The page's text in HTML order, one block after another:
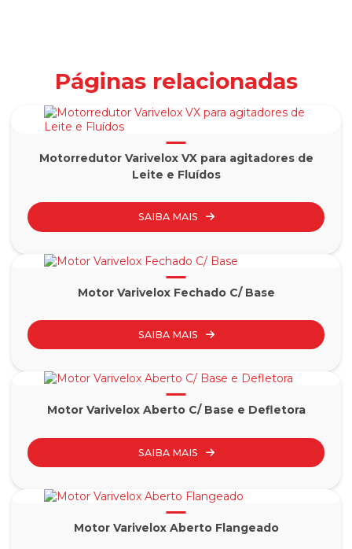
Páginas relacionadas
Motorredutor Varivelox VX para agitadores de
Leite e Fluídos
SAIBA MAIS
Motor Varivelox Fechado C/ Base
SAIBA MAIS
Motor Varivelox Aberto C/ Base e Defletora
SAIBA MAIS
Motor Varivelox Aberto Flangeado